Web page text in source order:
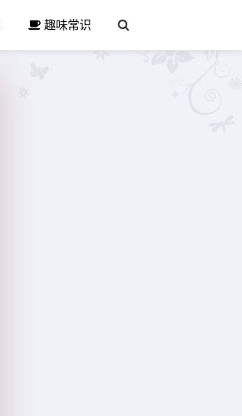
趣味常识